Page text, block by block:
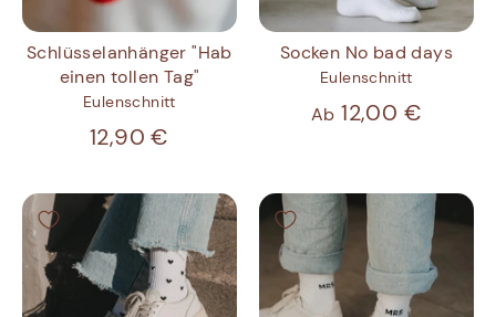
Schlüsselanhänger "Hab
einen tollen Tag"
Eulenschnitt
12,90 €
Socken No bad days
Eulenschnitt
Ab 12,00 €